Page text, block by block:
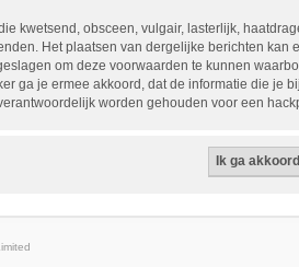
kwetsend, obsceen, vulgair, lasterlijk,
Het plaatsen van dergelijke berichten
om deze voorwaarden te kunnen
ga je ermee akkoord, dat de informatie die
worden gehouden voor een